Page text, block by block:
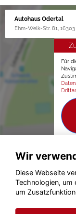
Autohaus Odertal
Ehm-Welk-Str. 81,
Für
©
Wir
Diese Webseite
Technologien, um
um